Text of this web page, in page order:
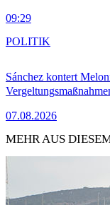
09:29
Sánchez kontert
07.08.2026
POLITIK
MEHR AUS